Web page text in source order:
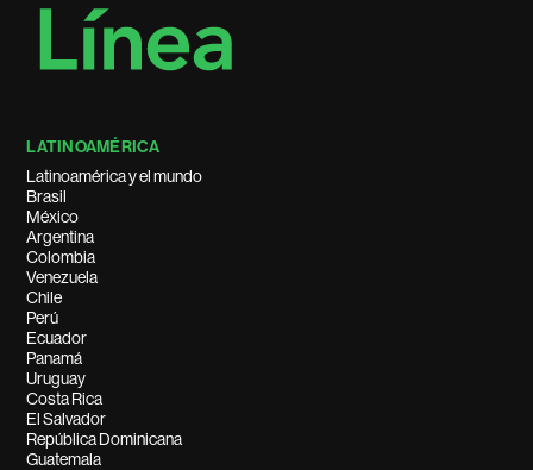
LATINOAMÉRICA
Latinoamérica y el mundo
Brasil
México
Argentina
Colombia
Venezuela
Chile
Perú
Ecuador
Panamá
Uruguay
Costa Rica
El Salvador
República Dominicana
Guatemala